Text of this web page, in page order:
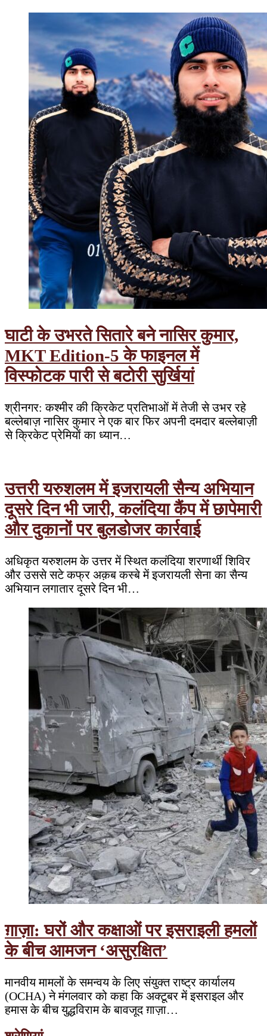
घाटी के उभरते सितारे बने नासिर कुमार,
MKT Edition-5 के फाइनल में
विस्फोटक पारी से बटोरी सुर्खियां
श्रीनगर: कश्मीर की क्रिकेट प्रतिभाओं में तेजी से उभर रहे
बल्लेबाज़ नासिर कुमार ने एक बार फिर अपनी दमदार बल्लेबाज़ी
से क्रिकेट प्रेमियों का ध्यान…
उत्तरी यरुशलम में इजरायली सैन्य अभियान
दूसरे दिन भी जारी, कलंदिया कैंप में छापेमारी
और दुकानों पर बुलडोजर कार्रवाई
अधिकृत यरुशलम के उत्तर में स्थित कलंदिया शरणार्थी शिविर
और उससे सटे कफ्र अक़ब कस्बे में इजरायली सेना का सैन्य
अभियान लगातार दूसरे दिन भी…
ग़ाज़ा: घरों और कक्षाओं पर इसराइली हमलों
के बीच आमजन ‘असुरक्षित’
मानवीय मामलों के समन्वय के लिए संयुक्त राष्ट्र कार्यालय
(OCHA) ने मंगलवार को कहा कि अक्टूबर में इसराइल और
हमास के बीच युद्धविराम के बावजूद ग़ाज़ा…